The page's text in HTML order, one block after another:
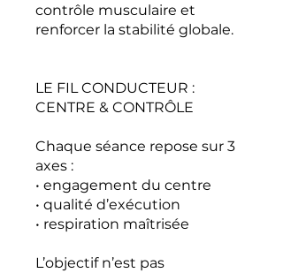
contrôle musculaire et
renforcer la stabilité globale.
LE FIL CONDUCTEUR :
CENTRE & CONTRÔLE
Chaque séance repose sur 3
axes :
• engagement du centre
• qualité d’exécution
• respiration maîtrisée
L’objectif n’est pas